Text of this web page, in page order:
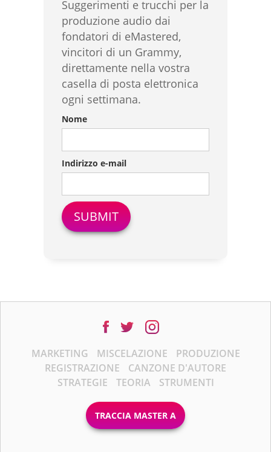
Suggerimenti e trucchi per la
produzione audio dai
fondatori di eMastered,
vincitori di un Grammy,
direttamente nella vostra
casella di posta elettronica
ogni settimana.
Nome
Indirizzo e-mail
MARKETING MISCELAZIONE
PRODUZIONE
REGISTRAZIONE
CANZONE D'AUTORE
STRATEGIE
TEORIA STRUMENTI
TRACCIA MASTER A